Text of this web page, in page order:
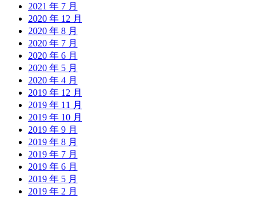
2021 年 7 月
2020 年 12 月
2020 年 8 月
2020 年 7 月
2020 年 6 月
2020 年 5 月
2020 年 4 月
2019 年 12 月
2019 年 11 月
2019 年 10 月
2019 年 9 月
2019 年 8 月
2019 年 7 月
2019 年 6 月
2019 年 5 月
2019 年 2 月